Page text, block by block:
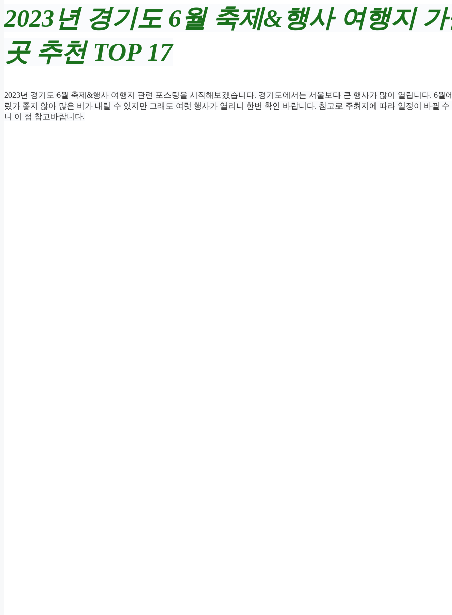
2023년 경기도 6월 축제&행사 여행지
곳 추천 TOP 17
2023년 경기도 6월 축제&행사 여행지
관련 포스팅을 시작해보겠습니다. 경기도에서는 서울보다 큰 행사가 많이 열립니다. 6월
맀가 좋지 않아 많은 비가 내릴 수 있지만 그래도 여럿 행사가 열리니 한번 확인 바랍니다. 참고로 주최지에 따라 일정이 바뀔 수
니 이 점 참고바랍니다.